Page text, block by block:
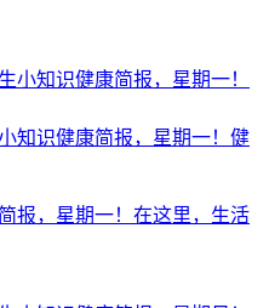
知识健康简报，星期一！健
报，星期一！在这里，生活